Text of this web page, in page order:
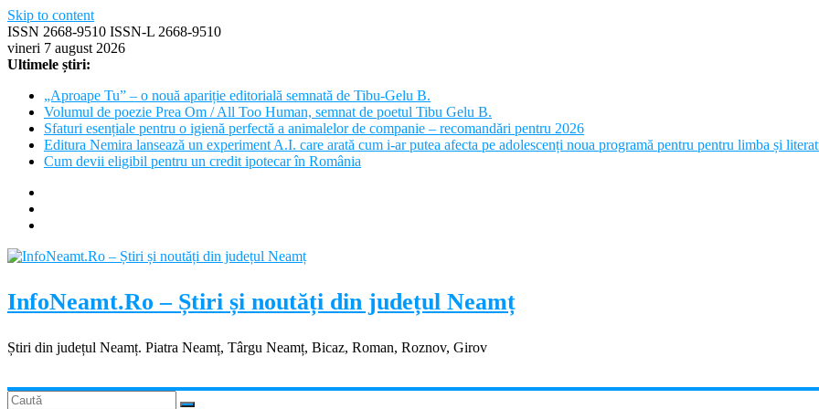
Skip to content
ISSN 2668-9510 ISSN-L 2668-9510
vineri 7 august 2026
Ultimele știri:
„Aproape Tu” – o nouă apariție editorială semnată de Tibu-Gelu B.
Volumul de poezie Prea Om / All Too Human, semnat de poetul Tibu Gelu B.
Sfaturi esențiale pentru o igienă perfectă a animalelor de companie – recomandări pentru 2026
Editura Nemira lansează un experiment A.I. care arată cum i-ar putea afecta pe adolescenți noua programă pentru pentru limba și
Cum devii eligibil pentru un credit ipotecar în România
InfoNeamt.Ro – Știri și noutăți din județul Neamț
Știri din județul Neamț. Piatra Neamț, Târgu Neamț, Bicaz, Roman, Roznov, Girov